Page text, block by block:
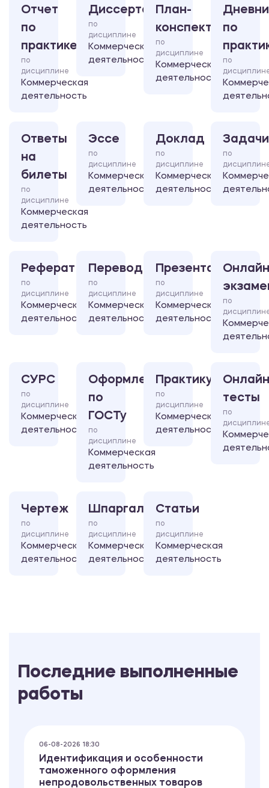
Отчет
по
практике
по
дисциплине
Коммерческая
деятельность
Диссертация
по
дисциплине
Коммерческая
деятельность
План-
конспект
по
дисциплине
Коммерческая
деятельность
по
по
Ответы
на
билеты
по
дисциплине
Коммерческая
деятельность
Эссе
по
дисциплине
Коммерческая
деятельность
Доклад
по
дисциплине
Коммерческая
деятельность
Задачи
по
Реферат
по
дисциплине
Коммерческая
деятельность
Перевод
по
дисциплине
Коммерческая
деятельность
Презентация
по
дисциплине
Коммерческая
деятельность
по
СУРС
по
дисциплине
Коммерческая
деятельность
Оформление
по
ГОСТу
по
дисциплине
Коммерческая
деятельность
Практикум
по
дисциплине
Коммерческая
деятельность
тесты
по
Чертеж
по
дисциплине
Коммерческая
деятельность
Шпаргалка
по
дисциплине
Коммерческая
деятельность
Статьи
по
дисциплине
Коммерческая
деятельность
Последние выполненные
работы
06-08-2026 18:30
Идентификация и особенности
таможенного оформления
непродовольственных товаров